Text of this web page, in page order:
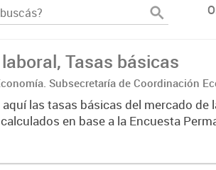
Tasas básicas
Subsecretaría de Coordinación
Provincial de Estadística.
de laboral. Los
en base a la Encuesta